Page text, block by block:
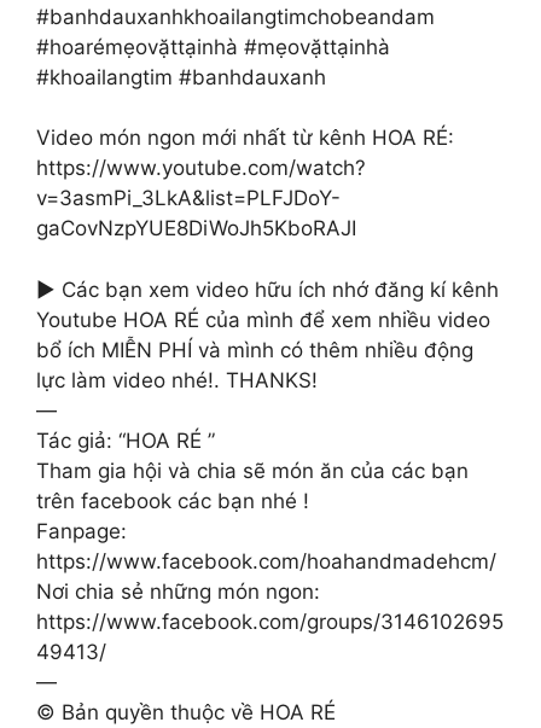
#banhdauxanhkhoailangtimchobeandam
#hoarémẹovặttạinhà #mẹovặttạinhà
#khoailangtim #banhdauxanh
Video món ngon mới nhất từ kênh HOA RÉ:
https://www.youtube.com/watch?
v=3asmPi_3LkA&list=PLFJDoY-
gaCovNzpYUE8DiWoJh5KboRAJI
► Các bạn xem video hữu ích nhớ đăng kí kênh
Youtube HOA RÉ của mình để xem nhiều video
bổ ích MIỄN PHÍ và mình có thêm nhiều động
lực làm video nhé!. THANKS!
—
Tác giả: “HOA RÉ ”
Tham gia hội và chia sẽ món ăn của các bạn
trên facebook các bạn nhé !
Fanpage:
https://www.facebook.com/hoahandmadehcm/
Nơi chia sẻ những món ngon:
https://www.facebook.com/groups/3146102695
49413/
—
© Bản quyền thuộc về HOA RÉ